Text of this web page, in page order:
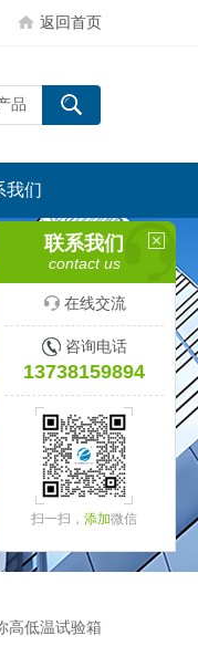
返回首页
我们
高低温试验箱
联系我们
contact us
在线交流
咨询电话
13738159894
扫一扫， 添加微信